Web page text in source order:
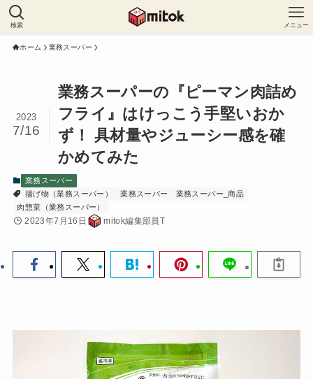
検索 メニュー
ホーム 業務スーパー
業務スーパーの『ピーマン肉詰め
フライ』はけっこう手堅いおか
ず！ 具材量やジューシー感を確
かめてみた
2023
7/16
業務スーパー
揚げ物（業務スーパー）
業務スーパー
業務スーパー_商品
肉惣菜（業務スーパー）
2023年7月16日 mitok編集部員T